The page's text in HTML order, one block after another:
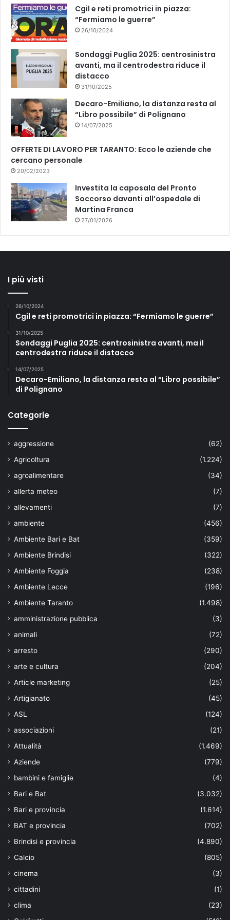
k
Cgil e reti promotrici in piazza:
“Fermiamo le guerre”
26/10/2024
Sondaggi Puglia 2025: centrosinistra
avanti, ma il centrodestra riduce il
distacco
31/10/2025
Decaro-Emiliano, la distanza resta al
“Libro possibile” di Polignano
14/07/2025
OFFERTE DI LAVORO PER TARANTO: Ecco le aziende che
cercano personale
20/02/2023
Investita la caposala del Pronto
Soccorso davanti all’ospedale di
Martina Franca
27/01/2026
I più visti
26/10/2024
Cgil e reti promotrici in piazza: “Fermiamo le guerre”
31/10/2025
Sondaggi Puglia 2025: centrosinistra avanti, ma il
centrodestra riduce il distacco
14/07/2025
Decaro-Emiliano, la distanza resta al “Libro possibile”
di Polignano
Categorie
aggressione
(62)
Agricoltura
(1.224)
agroalimentare
(34)
allerta meteo
(7)
allevamenti
(7)
ambiente
(456)
Ambiente Bari e Bat
(359)
Ambiente Brindisi
(322)
Ambiente Foggia
(238)
Ambiente Lecce
(196)
Ambiente Taranto
(1.498)
amministrazione pubblica
(3)
animali
(72)
arresto
(290)
arte e cultura
(204)
Article marketing
(25)
Artigianato
(45)
ASL
(124)
associazioni
(21)
Attualità
(1.469)
Aziende
(779)
bambini e famiglie
(4)
Bari e Bat
(3.032)
Bari e provincia
(1.614)
BAT e provincia
(702)
Brindisi e provincia
(4.890)
Calcio
(805)
cinema
(3)
cittadini
(1)
clima
(23)